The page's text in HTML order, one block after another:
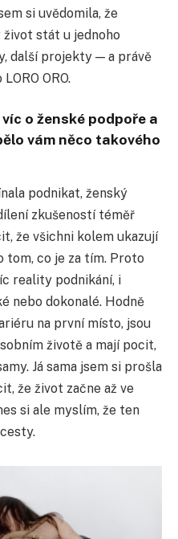
si uvědomila, že
stát u jednoho
další projekty — a právě
ORO.
o ženské podpoře a
vám něco takového
podnikat, ženský
zkušeností téměř
že všichni kolem ukazují
tom, co je za tím. Proto
reality podnikání, i
nebo dokonalé. Hodně
na první místo, jsou
životě a mají pocit,
Já sama jsem si prošla
že život začne až ve
si ale myslím, že ten